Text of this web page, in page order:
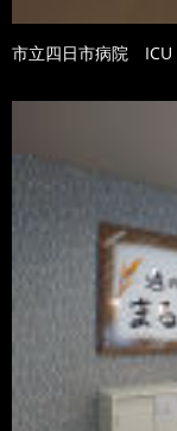
市立四日市病院 ICU